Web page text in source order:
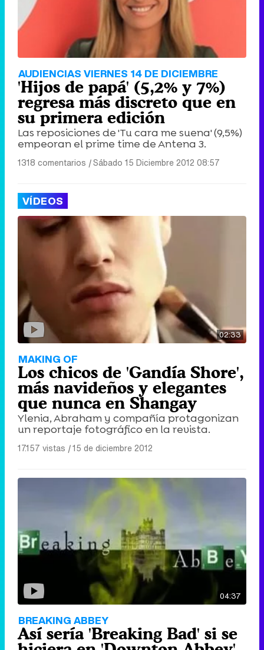
AUDIENCIAS VIERNES 14 DE DICIEMBRE
'Hijos de papá' (5,2% y 7%)
regresa más discreto que en
su primera edición
Las reposiciones de 'Tu cara me suena' (9,5%)
empeoran el prime time de Antena 3.
1318 comentarios |Sábado 15 Diciembre 2012 08:57
VÍDEOS
02:33
MAKING OF
Los chicos de 'Gandía Shore',
más navideños y elegantes
que nunca en Shangay
Ylenia, Abraham y compañía protagonizan
un reportaje fotográfico en la revista.
17.157 vistas |15 de diciembre 2012
04:37
BREAKING ABBEY
Así sería 'Breaking Bad' si se